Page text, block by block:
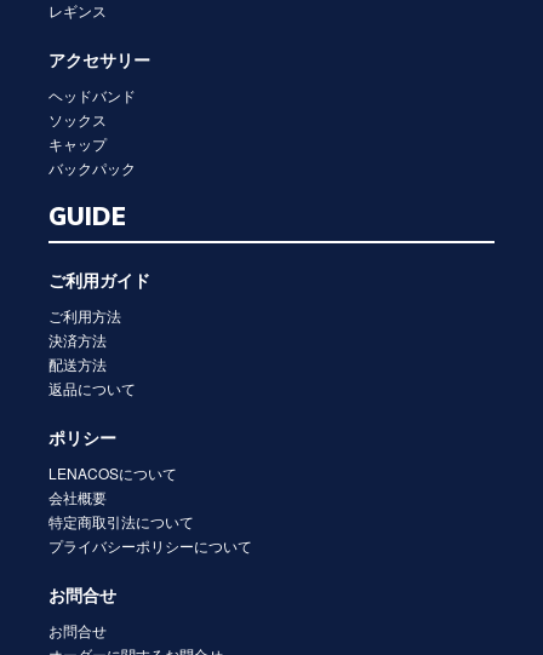
レギンス
アクセサリー
ヘッドバンド
ソックス
キャップ
バックパック
GUIDE
ご利用ガイド
ご利用方法
決済方法
配送方法
返品について
ポリシー
LENACOSについて
会社概要
特定商取引法について
プライバシーポリシーについて
お問合せ
お問合せ